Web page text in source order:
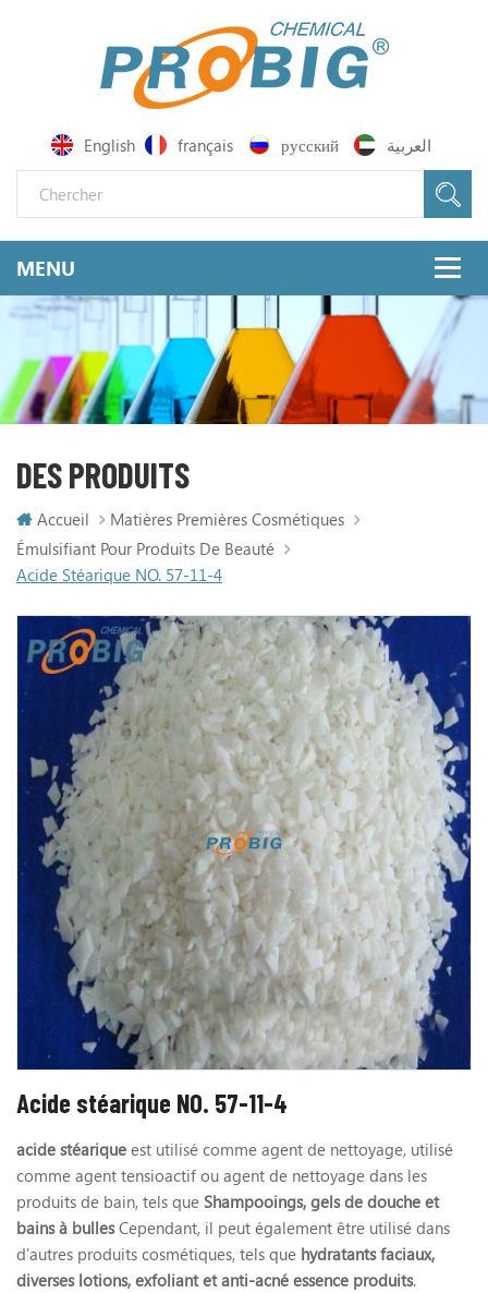
English français русский العربية
DES PRODUITS
Accueil
Matières Premières Cosmétiques
Émulsifiant Pour Produits De Beauté
Acide Stéarique NO. 57-11-4
Acide stéarique NO. 57-11-4
acide stéarique est utilisé comme agent de nettoyage, utilisé
comme agent tensioactif ou agent de nettoyage dans les
produits de bain, tels que Shampooings, gels de douche et
bains à bullesCependant, il peut également être utilisé dans
d'autres produits cosmétiques, tels que hydratants faciaux,
diverses lotions, exfoliant et anti-acné essence produits.